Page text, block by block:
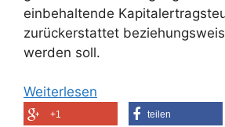
einbehaltende
zurückerstattet
werden soll.
Weiterlesen
+1 teilen